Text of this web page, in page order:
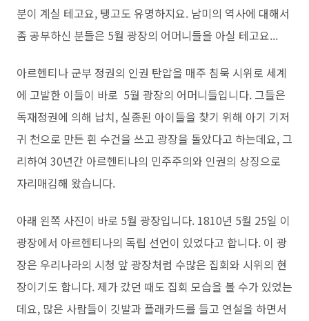
분이 계실 테고요, 탱고도 유명하지요. 남미의 역사에 대해서
좀 공부하신 분들은 5월 광장의 어머니들을 아실 테고요...
아르헨티나 군부 정권의 인권 탄압을 매주 침묵 시위로 세계
에 고발한 이들이 바로 5월 광장의 어머니들입니다. 그들은
독재정권에 의해 납치, 실종된 아이들을 찾기 위해 아기 기저
귀 천으로 만든 흰 수건을 쓰고 광장을 돌았다고 하는데요, 그
리하여 30년간 아르헨티나의 민주주의와 인권의 상징으로
자리매김해 왔습니다.
아래 왼쪽 사진이 바로 5월 광장입니다. 1810년 5월 25일 이
광장에서 아르헨티나의 독립 선언이 있었다고 합니다. 이 광
장은 우리나라의 시청 앞 광장처럼 수많은 집회와 시위의 현
장이기도 합니다. 제가 갔던 때도 집회 모습을 볼 수가 있었는
데요, 많은 사람들이 깃발과 플래카드를 들고 연설을 하면서